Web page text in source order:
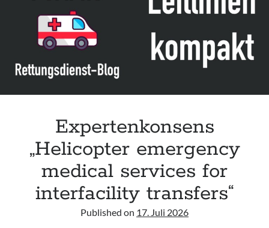
Leitlinie „Bauchschmerz bei Kindern und Jugendlichen – Bildgebende
Diagnostik“ der GPR
Leitlinie „Erbrechen im Kindes- und Jugendalter – Bildgebende
Diagnostik“ der GPR
Leitlinie „Kopfschmerzen bei Kindern und Jugendlichen – Bildgebende
Diagnostik“ der GPR
Expertenkonsens
„Helicopter emergency
medical services for
interfacility transfers“
Published on 17. Juli 2026